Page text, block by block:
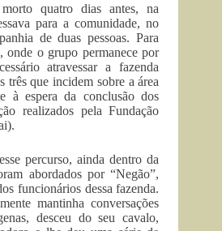
quatro dias antes, na
para a comunidade, no
de duas pessoas. Para
onde o grupo permanece por
atravessar a fazenda
três que incidem sobre a área
à espera da conclusão dos
realizados pela Fundação
percurso, ainda dentro da
abordados por “Negão”,
funcionários dessa fazenda.
mantinha conversações
desceu do seu cavalo,